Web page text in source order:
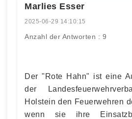
Marlies Esser
2025-06-29 14:10:15
Anzahl der Antworten : 9
Der "Rote Hahn" ist eine
der
Holstein den Feuerwehren
wenn sie ihre